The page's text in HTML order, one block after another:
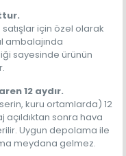
için özel olarak
ambalajında
sayesinde ürünün
12 aydır.
kuru ortamlarda) 12
sonra hava
Uygun depolama ile
meydana gelmez.